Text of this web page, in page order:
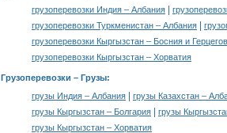
грузоперевозки Индия – Албания
грузоперевозки Туркменистан – Албания
грузоперевозки Кыргызстан – Босния и
грузоперевозки Кыргызстан – Хорватия
Грузоперевозки – Грузы:
грузы Индия – Албания
грузы Казахстан –
грузы Кыргызстан – Болгария грузы
грузы Кыргызстан – Хорватия